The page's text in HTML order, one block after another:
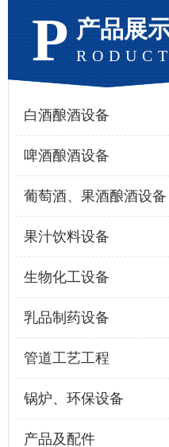
P 产品展
白酒酿酒设备
啤酒酿酒设备
葡萄酒、果酒酿酒设备
果汁饮料设备
生物化工设备
乳品制药设备
管道工艺工程
锅炉、环保设备
产品及配件